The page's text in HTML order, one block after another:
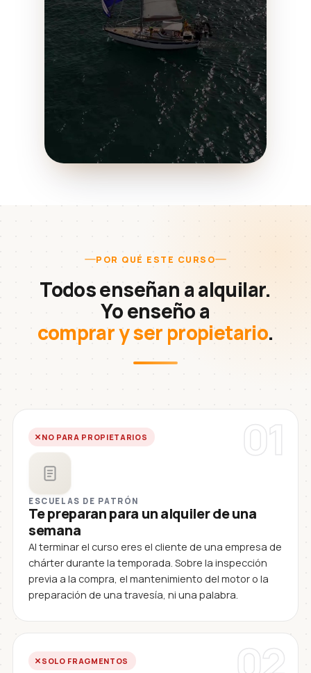
POR QUÉ ESTE CURSO
Todos enseñan a alquilar.
Yo enseño a
comprar y ser propietario.
01
NO PARA PROPIETARIOS
ESCUELAS DE PATRÓN
Te preparan para un alquiler de una
semana
Al terminar el curso eres el cliente de una empresa de
chárter durante la temporada. Sobre la inspección
previa a la compra, el mantenimiento del motor o la
preparación de una travesía, ni una palabra.
SOLO FRAGMENTOS